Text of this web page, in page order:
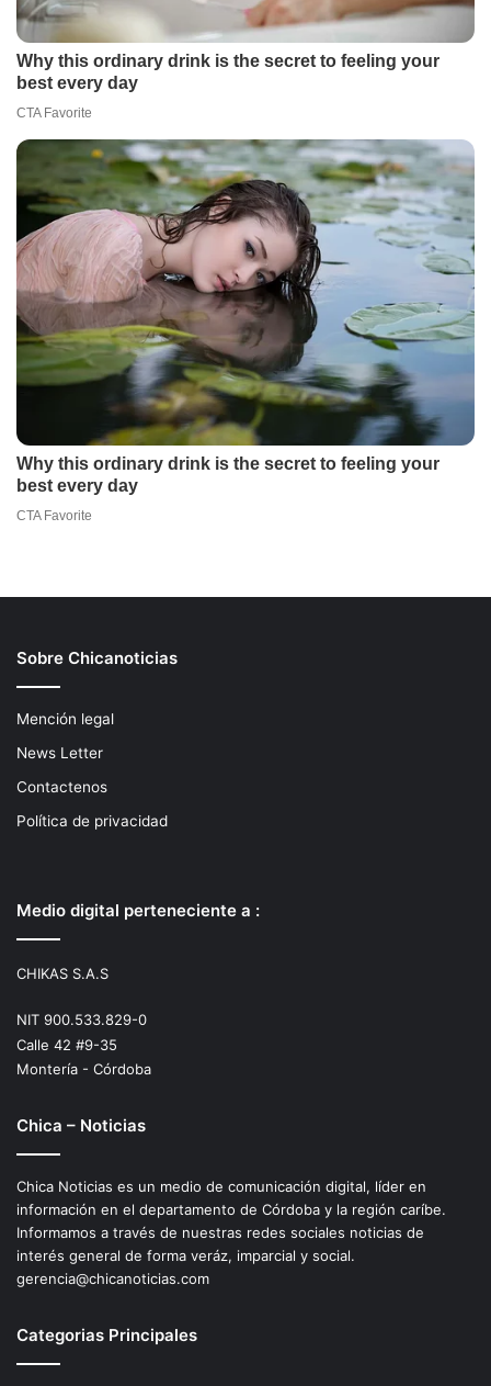
Sobre Chicanoticias
Mención legal
News Letter
Contactenos
Política de privacidad
Medio digital perteneciente a :
CHIKAS S.A.S
NIT 900.533.829-0
Calle 42 #9-35
Montería - Córdoba
Chica – Noticias
Chica Noticias es un medio de comunicación digital, líder en
información en el departamento de Córdoba y la región caríbe.
Informamos a través de nuestras redes sociales noticias de
interés general de forma veráz, imparcial y social.
gerencia@chicanoticias.com
Categorias Principales